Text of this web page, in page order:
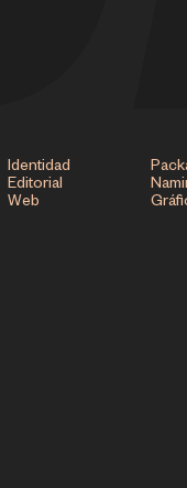
Identidad
Editorial
Web